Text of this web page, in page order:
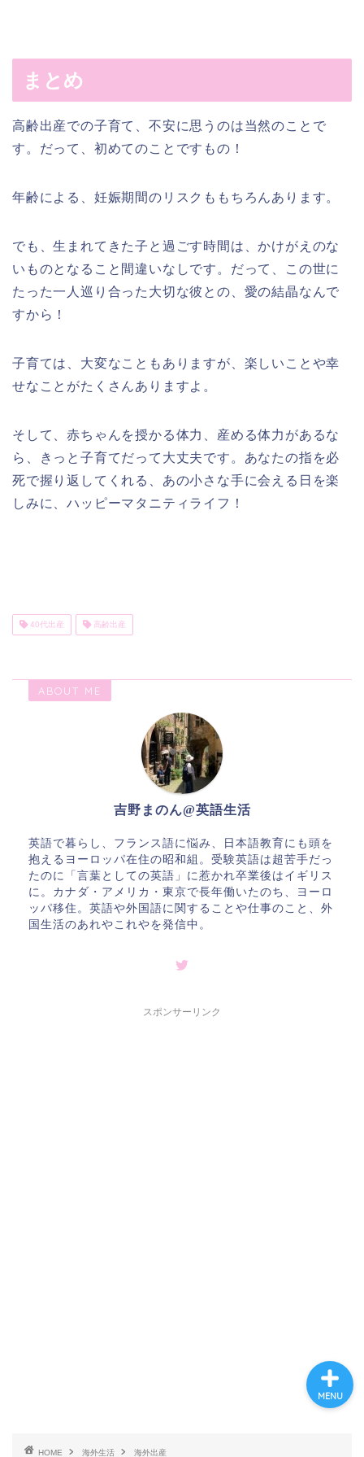
まとめ
高齢出産での子育て、不安に思うのは当然のことで
す。だって、初めてのことですもの！
年齢による、妊娠期間のリスクももちろんあります。
でも、生まれてきた子と過ごす時間は、かけがえのな
いものとなること間違いなしです。だって、この世に
たった一人巡り合った大切な彼との、愛の結晶なんで
すから！
子育ては、大変なこともありますが、楽しいことや幸
せなことがたくさんありますよ。
そして、赤ちゃんを授かる体力、産める体力があるな
ら、きっと子育てだって大丈夫です。あなたの指を必
死で握り返してくれる、あの小さな手に会える日を楽
しみに、ハッピーマタニティライフ！
40代出産 高齢出産
ABOUT ME
吉野まのん@英語生活
英語で暮らし、フランス語に悩み、日本語教育にも頭を
抱えるヨーロッパ在住の昭和組。受験英語は超苦手だっ
たのに「言葉としての英語」に惹かれ卒業後はイギリス
に。カナダ・アメリカ・東京で長年働いたのち、ヨーロ
ッパ移住。英語や外国語に関することや仕事のこと、外
国生活のあれやこれやを発信中。
スポンサーリンク
HOME 海外生活 海外出産
MENU